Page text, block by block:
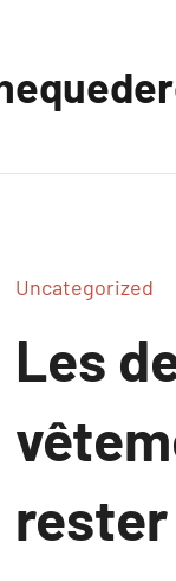
Uncategorized
Les